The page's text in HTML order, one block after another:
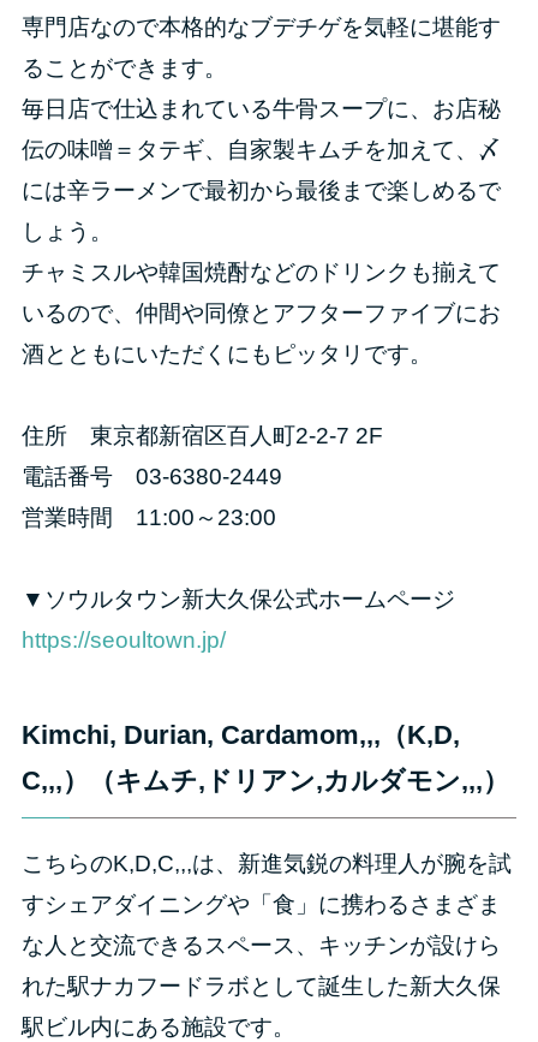
専門店なので本格的なブデチゲを気軽に堪能す
ることができます。
毎日店で仕込まれている牛骨スープに、お店秘
伝の味噌＝タテギ、自家製キムチを加えて、〆
には辛ラーメンで最初から最後まで楽しめるで
しょう。
チャミスルや韓国焼酎などのドリンクも揃えて
いるので、仲間や同僚とアフターファイブにお
酒とともにいただくにもピッタリです。
住所 東京都新宿区百人町2-2-7 2F
電話番号 03-6380-2449
営業時間 11:00～23:00
▼ソウルタウン新大久保公式ホームページ
https://seoultown.jp/
Kimchi, Durian, Cardamom,,,（K,D,
C,,,）（キムチ,ドリアン,カルダモン,,,）
こちらのK,D,C,,,は、新進気鋭の料理人が腕を試
すシェアダイニングや「食」に携わるさまざま
な人と交流できるスペース、キッチンが設けら
れた駅ナカフードラボとして誕生した新大久保
駅ビル内にある施設です。